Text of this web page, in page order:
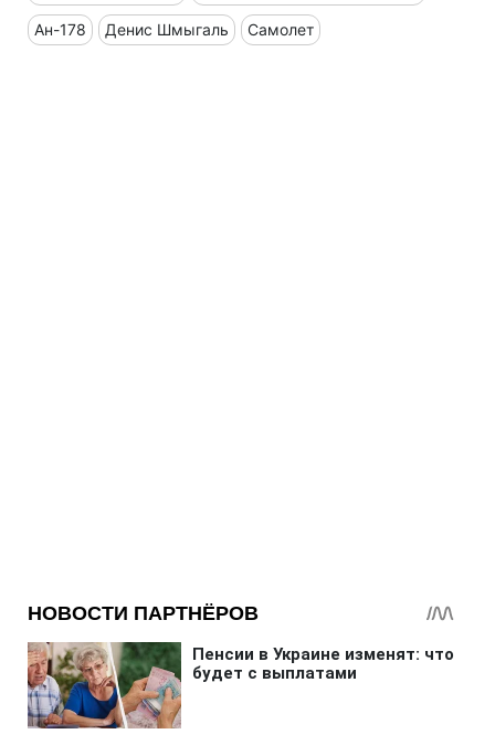
Ан-178 Денис Шмыгаль Самолет